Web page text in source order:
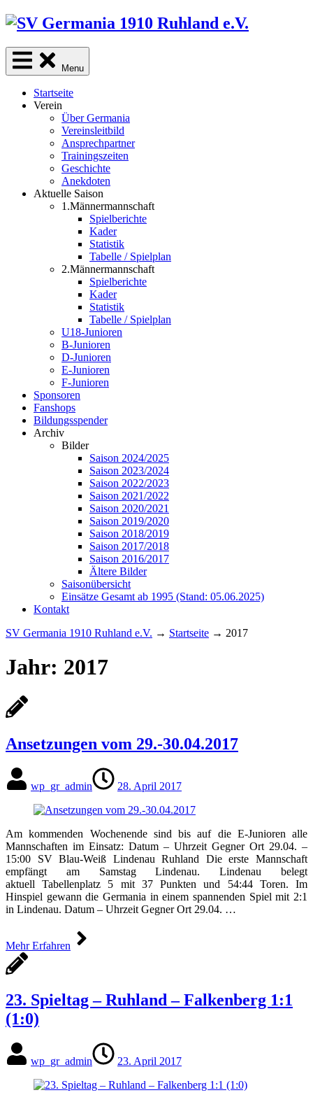
Skip
content
Menu
Startseite
Verein
Über Germania
Vereinsleitbild
Ansprechpartner
Trainingszeiten
Geschichte
Anekdoten
Aktuelle Saison
1.Männermannschaft
Spielberichte
Kader
Statistik
Tabelle / Spielplan
2.Männermannschaft
Spielberichte
Kader
Statistik
Tabelle / Spielplan
U18-Junioren
B-Junioren
D-Junioren
E-Junioren
F-Junioren
Sponsoren
Fanshops
Bildungsspender
Archiv
Bilder
Saison 2024/2025
Saison 2023/2024
Saison 2022/2023
Saison 2021/2022
Saison 2020/2021
Saison 2019/2020
Saison 2018/2019
Saison 2017/2018
Saison 2016/2017
Ältere Bilder
Saisonübersicht
Einsätze Gesamt ab 1995 (Stand: 05.06.2025)
Kontakt
SV Germania 1910 Ruhland e.V. → Startseite → 2017
Jahr: 2017
Ansetzungen vom 29.-30.04.2017
wp_gr_admin 28. April 2017
Am kommenden Wochenende sind bis auf die E-Junioren alle
Mannschaften im Einsatz: Datum – Uhrzeit Gegner Ort 29.04. –
15:00 SV Blau-Weiß Lindenau Ruhland Die erste Mannschaft
empfängt am Samstag Lindenau. Lindenau belegt
aktuell Tabellenplatz 5 mit 37 Punkten und 54:44 Toren. Im
Hinspiel gewann die Germania in einem spannenden Spiel mit 2:1
in Lindenau. Datum – Uhrzeit Gegner Ort 29.04. …
Mehr Erfahren
23. Spieltag – Ruhland – Falkenberg 1:1
(1:0)
wp_gr_admin 23. April 2017